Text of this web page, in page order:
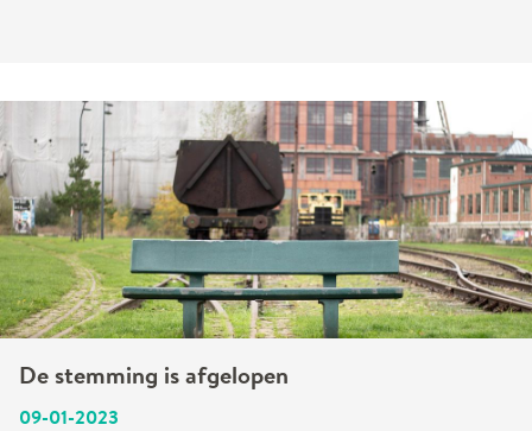
De stemming is afgelopen
09-01-2023